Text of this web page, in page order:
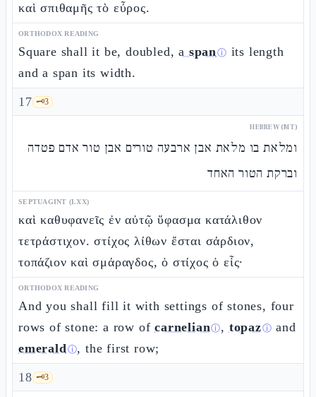
καὶ σπιθαμῆς τὸ εὖρος.
ORTHODOX READING
Square shall it be, doubled,a spanⓘ its length
and a span its width.
17 🗝️3
HEBREW (MT)
ומלאת בו מלאת אבן ארבעה טורים אבן טור אדם פטדה
וברקת הטור האחד
SEPTUAGINT (LXX)
καὶ καθυφανεῖς ἐν αὐτῷ ὕφασμα κατάλιθον
τετράστιχον. στίχος λίθων ἔσται σάρδιον,
τοπάζιον καὶ σμάραγδος, ὁ στίχος ὁ εἷς·
ORTHODOX READING
And you shall fill it with settings of stones, four
rows of stone: a row ofcarnelianⓘ, topazⓘ and
emeraldⓘ, the first row;
18 🗝️3